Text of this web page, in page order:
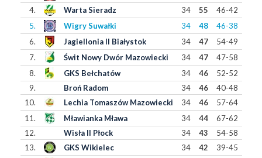
4.
Warta Sieradz 34 55
46-42
5.
Wigry Suwałki 34 48
46-38
6.
Jagiellonia II Białystok 34 47
54-49
7.
Świt Nowy Dwór Mazowiecki 34 47
47-58
8.
GKS Bełchatów 34 46
52-52
9.
Broń Radom 34 46
40-48
10.
Lechia Tomaszów Mazowiecki 34 46
57-64
11.
Mławianka Mława 34 44
67-62
12.
Wisła II Płock 34 43
54-58
13.
GKS Wikielec 34 42
39-45